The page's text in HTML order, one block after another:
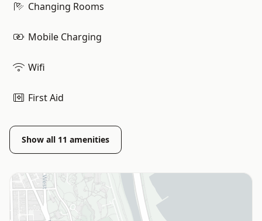
Changing Rooms
Mobile Charging
Wifi
First Aid
Show all 11 amenities